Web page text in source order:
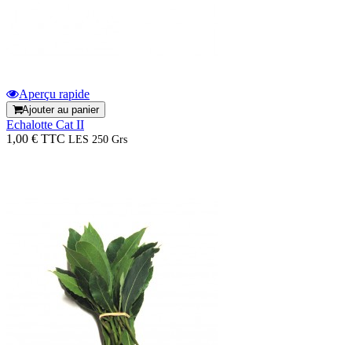
Aperçu rapide
Ajouter au panier
Echalotte Cat II
1,00 € TTC LES 250 Grs